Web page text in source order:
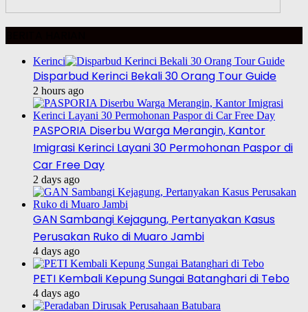
Kerinci
Disparbud Kerinci Bekali 30 Orang Tour Guide
2 hours ago
PASPORIA Diserbu Warga Merangin, Kantor
Imigrasi Kerinci Layani 30 Permohonan Paspor di
Car Free Day
2 days ago
GAN Sambangi Kejagung, Pertanyakan Kasus
Perusakan Ruko di Muaro Jambi
4 days ago
PETI Kembali Kepung Sungai Batanghari di Tebo
4 days ago